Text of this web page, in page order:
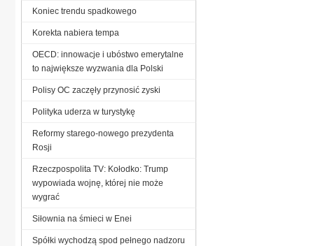
Koniec trendu spadkowego
Korekta nabiera tempa
OECD: innowacje i ubóstwo emerytalne
to największe wyzwania dla Polski
Polisy OC zaczęły przynosić zyski
Polityka uderza w turystykę
Reformy starego-nowego prezydenta
Rosji
Rzeczpospolita TV: Kołodko: Trump
wypowiada wojnę, której nie może
wygrać
Siłownia na śmieci w Enei
Spółki wychodzą spod pełnego nadzoru